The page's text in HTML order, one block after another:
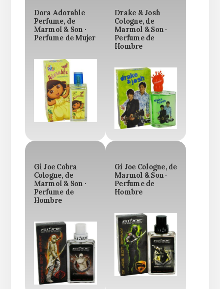
Dora Adorable
Perfume, de
Marmol & Son ·
Perfume de Mujer
Drake & Josh
Cologne, de
Marmol & Son ·
Perfume de
Hombre
Gi Joe Cobra
Cologne, de
Marmol & Son ·
Perfume de
Hombre
Gi Joe Cologne, de
Marmol & Son ·
Perfume de
Hombre